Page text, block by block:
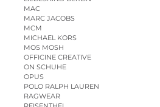
MAC
MARC JACOBS
MCM
MICHAEL KORS
MOS MOSH
OFFICINE CREATIVE
ON SCHUHE
OPUS
POLO RALPH LAUREN
RAGWEAR